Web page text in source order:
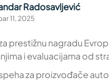
Radosavljević
11, 2025
za prestižnu nagradu
i evaluacijama od
za proizvođače